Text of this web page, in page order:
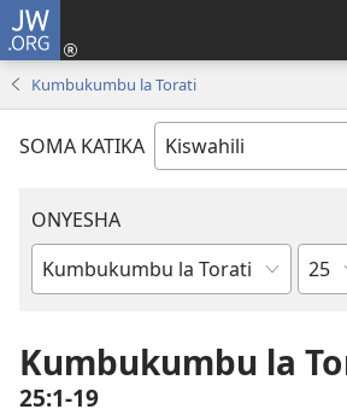
JW.ORG
Kumbukumbu la Torati
SOMA KATIKA
ONYESHA
Kitabu
Biblia
Sura
Kumbukumbu la
25:1-19